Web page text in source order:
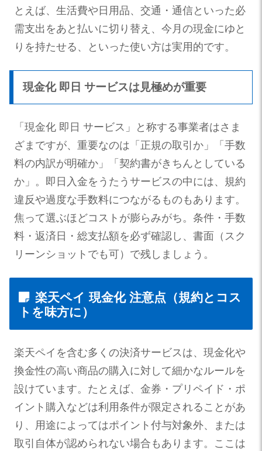
とえば、生活費や日用品、交通・通信といった必
需支出をあと払いに切り替え、今月の現金にゆと
りを持たせる、といった使い方は実用的です。
現金化 即日 サービスは見極めが重要
「現金化 即日 サービス」と称する事業者はさま
ざまですが、重要なのは「正規の取引か」「手数
料の内訳が明確か」「契約書がきちんとしている
か」。即日入金をうたうサービスの中には、規約
違反や過度な手数料につながるものもあります。
焦って選ぶほどコストが膨らみがち。条件・手数
料・返済日・総支払額を必ず確認し、書面（スク
リーンショットでも可）で残しましょう。
楽天ペイ 現金化 注意点（規約とコス
トを味方に）
楽天ペイを含む多くの決済サービスは、現金化や
換金性の高い商品の購入に対して細かなルールを
設けています。たとえば、金券・プリペイド・ポ
イント購入などは利用条件が限定されることがあ
り、用途によってはポイント付与対象外、または
取引自体が認められない場合もあります。ここは